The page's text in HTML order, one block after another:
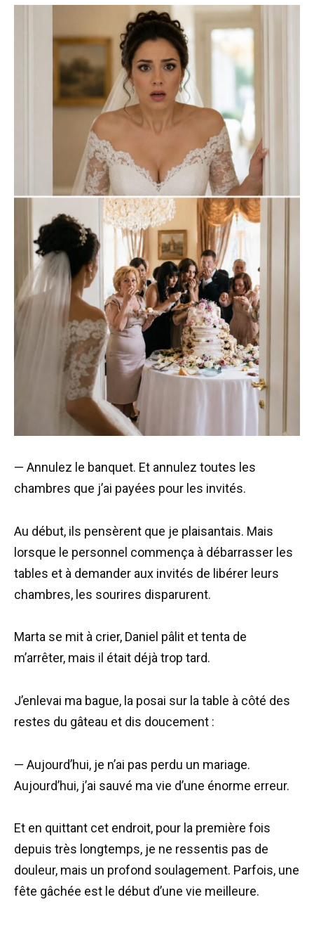
— Annulez le banquet. Et annulez toutes les
chambres que j’ai payées pour les invités.
Au début, ils pensèrent que je plaisantais. Mais
lorsque le personnel commença à débarrasser les
tables et à demander aux invités de libérer leurs
chambres, les sourires disparurent.
Marta se mit à crier, Daniel pâlit et tenta de
m’arrêter, mais il était déjà trop tard.
J’enlevai ma bague, la posai sur la table à côté des
restes du gâteau et dis doucement :
— Aujourd’hui, je n’ai pas perdu un mariage.
Aujourd’hui, j’ai sauvé ma vie d’une énorme erreur.
Et en quittant cet endroit, pour la première fois
depuis très longtemps, je ne ressentis pas de
douleur, mais un profond soulagement. Parfois, une
fête gâchée est le début d’une vie meilleure.